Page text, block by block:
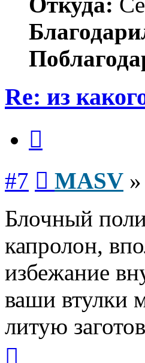
Re: из
#7 MASV »
Блочный
капролон,
избежание
ваши втулки
литую